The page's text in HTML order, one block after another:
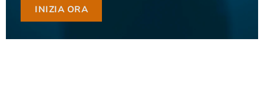
INIZIA ORA
INIZIA ORA